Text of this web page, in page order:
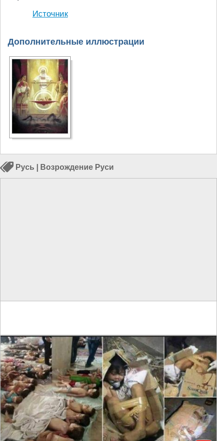
Источник
Дополнительные иллюстрации
Русь Возрождение Руси